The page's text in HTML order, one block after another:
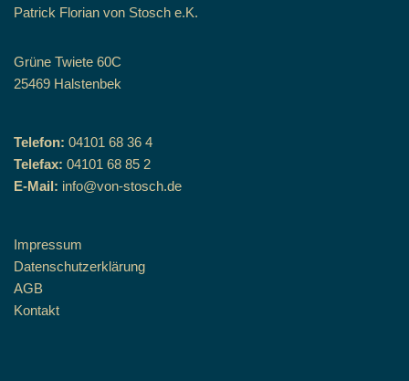
Patrick Florian von Stosch e.K.
Grüne Twiete 60C
25469 Halstenbek
Telefon: 04101 68 36 4
Telefax: 04101 68 85 2
E-Mail: info@von-stosch.de
Impressum
Datenschutzerklärung
AGB
Kontakt